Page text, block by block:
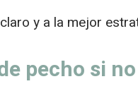
y a la mejor
pecho si